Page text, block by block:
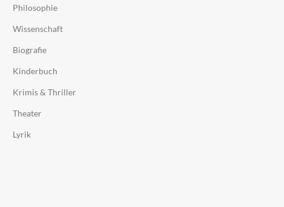
Philosophie
Wissenschaft
Biografie
Kinderbuch
Krimis & Thriller
Theater
Lyrik